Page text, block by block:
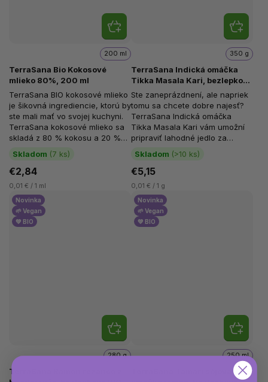
TerraSana Bio Kokosové
mlieko 80%, 200 ml
Skladom (7 ks)
200 ml
€2,84
0,01 € / 1 ml
TerraSana BIO kokosové mlieko
je šikovná ingrediencie, ktorú by
ste mali mať vo svojej kuchyni.
TerraSana kokosové mlieko sa
skladá z 80 % kokosu a 20 %
vody, čo je...
TerraSana Indická omáčka
Tikka Masala Kari, bezlepková
BIO, 350 g
Skladom (>10 ks)
350 g
€5,15
0,01 € / 1 g
Ste zaneprázdnení, ale napriek
tomu sa chcete dobre najesť?
TerraSana Indická omáčka
Tikka Masala Kari vám umožní
pripraviť lahodné jedlo za
pouhých 5-10 minút. Táto BIO
karí...
Novinka
🌱 Vegan
💚 BIO
TerraSana Ramen rezance z
280 g
Novinka
🌱 Vegan
💚 BIO
250 ml